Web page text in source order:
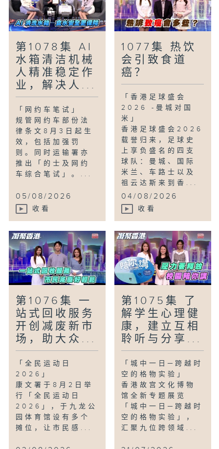
第1078集 AI
水箱清洁机械
人精准稳定作
业，解决人...
「网约车笔试」
规管网约车部份法
律条文8月3日起生
效，包括加强罚
则。同时运输署亦
推出「的士及网约
车综合笔试」。...
05/08/2026
收看
1077集 热饮
会引致食道
癌？
「香港足球盛会
2026 -曼城对国
米」
香港足球盛会2026
载誉归来，足球史
上享负盛名的四支
球队：曼城、国际
米兰、车路士以及
祖云达斯来到香...
04/08/2026
收看
第1076集 一
站式回收服务
开创减废新市
场，助大众...
「全民运动日
2026」
康文署于8月2日举
行「全民运动日
2026」，于九龙公
园体育馆设有多个
摊位，让市民感...
第1075集 了
解学生心理健
康，建立互相
聆听与分享...
「城中一日─跨越时
空的格物实验」
香港故宫文化博物
馆全新专题展览
「城中一日─跨越时
空的格物实验」，
汇聚九位跨领域...